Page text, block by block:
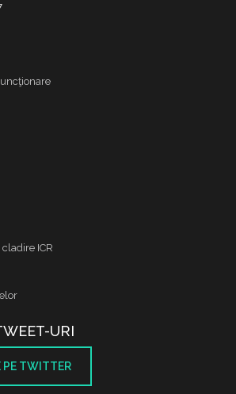
ICR
URI
PE TWITTER